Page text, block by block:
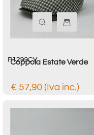
Quantità
P1299CV
Coppola Estate Verde
€ 57,90 (Iva inc.)